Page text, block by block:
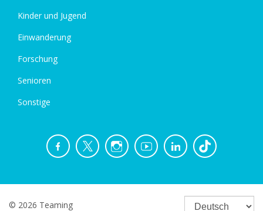
Kinder und Jugend
Einwanderung
Forschung
Senioren
Sonstige
© 2026 Teaming